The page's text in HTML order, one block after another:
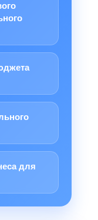
для